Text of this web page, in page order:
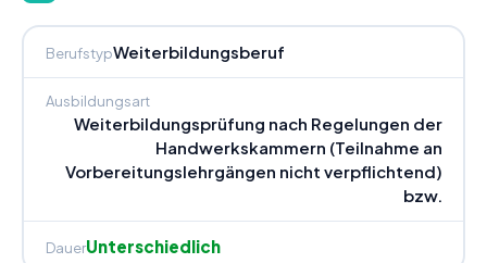
BerufstypWeiterbildungsberuf
Ausbildungsart
Weiterbildungsprüfung nach Regelungen der
Handwerkskammern (Teilnahme an
Vorbereitungslehrgängen nicht verpflichtend)
bzw.
DauerUnterschiedlich